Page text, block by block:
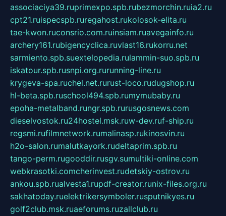
associaciya39.ruprimexpo.spb.rubezmorchin.ruia2.ru
cpt21.ruispecspb.ruregahost.rukolosok-elita.ru
tae-kwon.ruconsrio.com.ruinsiam.ruavegainfo.ru
archery161.rubigencyclica.ruvlast16.rukorru.net
sarmiento.spb.suextelopedia.rulammin-suo.spb.ru
iskatour.spb.rusnpi.org.rurunning-line.ru
krygeva-spa.ruchel.net.rurust-loco.rudugshop.ru
hl-beta.spb.ruschool494.spb.rumymubaby.ru
epoha-metalband.rungr.spb.rurusgosnews.com
dieselvostok.ru24hostel.msk.ruw-dev.ruf-ship.ru
regsmi.rufilmnetwork.rumalinasp.rukinosvin.ru
h2o-salon.rumalutkayork.rudeltaprim.spb.ru
tango-perm.rugooddir.rusgv.sumultiki-online.com
webkrasotki.comcherinvest.rudetskiy-ostrov.ru
ankou.spb.rualvesta1.rupdf-creator.runix-files.org.ru
sakhatoday.ruelektrikersymboler.rusputnikyes.ru
golf2club.msk.ruaeforums.ruzallclub.ru